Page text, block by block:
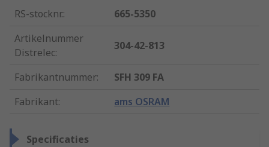
RS-stocknr.:
665-5350
Artikelnummer
Distrelec:
304-42-813
Fabrikantnummer:
SFH 309 FA
Fabrikant: ams OSRAM
Specificaties